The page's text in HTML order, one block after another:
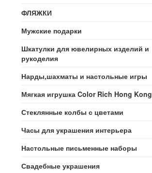
ФЛЯЖКИ
Мужские подарки
Шкатулки для ювелирных изделий и
рукоделия
Нарды,шахматы и настольные игры
Мягкая игрушка Color Rich Hong Kong
Стеклянные колбы с цветами
Часы для украшения интерьера
Настольные письменные наборы
Свадебные украшения